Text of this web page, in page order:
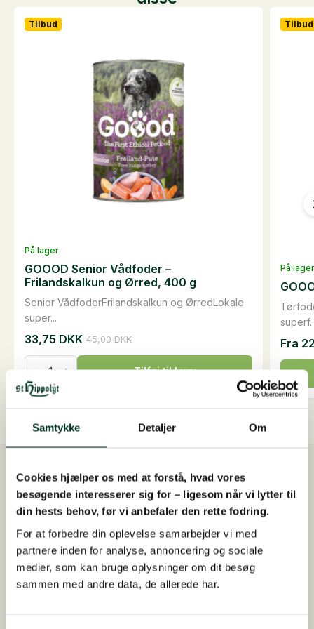
Samtykke Detaljer Om
Cookies hjælper os med at forstå, hvad vores
besøgende interesserer sig for – ligesom når vi lytter til
din hests behov, før vi anbefaler den rette fodring.
For at forbedre din oplevelse samarbejder vi med
partnere inden for analyse, annoncering og sociale
medier, som kan bruge oplysninger om dit besøg
sammen med andre data, de allerede har.
På lager
Tilbud
Senior VådfoderFrilandskalkun og ØrredLokale
super...
GOOOD Senior Vådfoder –
Frilandskalkun og Ørred, 400 g
45,00DKK
Den
oprindelige
pris
var:
45,00 DKK.
33,75 DKK
Den
aktuelle
pris
er:
33,75 DKK.
GOOOD
Senior
Vådfoder
-
Ørred,
g
Tilføj til kurv
På lager
Tilbud
Fra
Dette
vare
har
Hurtig afsendelse
Tilsendt indenfor 1-3 dage
Ved køb over 1.500,-
Gratis foderrådgivning
Kontakt os på 7026 5344